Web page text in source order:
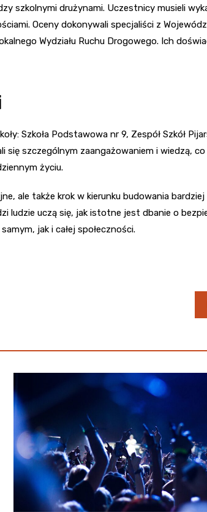
szkolnymi drużynami. Uczestnicy musieli
Oceny dokonywali specjaliści z
Wydziału Ruchu Drogowego. Ich
Szkoła Podstawowa nr 9, Zespół Szkół
się szczególnym zaangażowaniem i wiedzą,
życiu.
ale także krok w kierunku budowania bardziej
ludzie uczą się, jak istotne jest dbanie o
jak i całej społeczności.